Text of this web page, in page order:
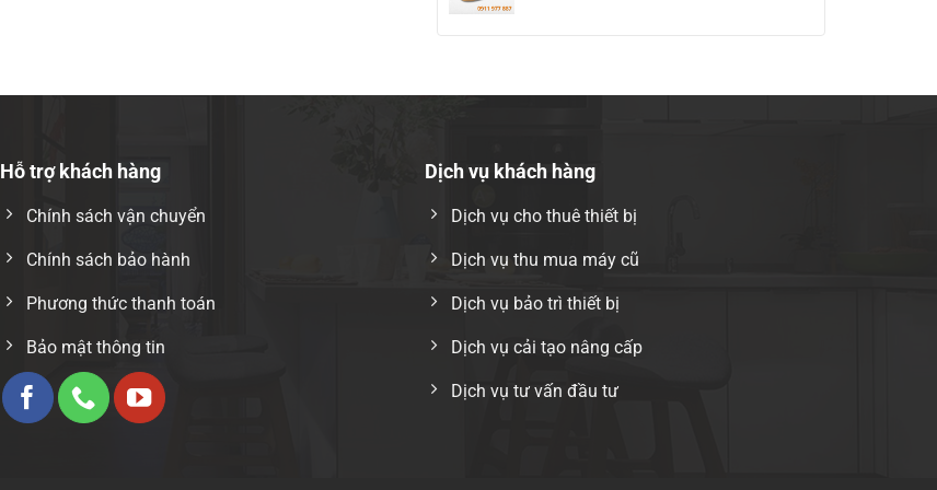
Hỗ trợ khách hàng
Chính sách vận chuyển
Chính sách bảo hành
Phương thức thanh toán
Bảo mật thông tin
Dịch vụ khách hàng
Dịch vụ cho thuê thiết bị
Dịch vụ thu mua máy cũ
Dịch vụ bảo trì thiết bị
Dịch vụ cải tạo nâng cấp
Dịch vụ tư vấn đầu tư